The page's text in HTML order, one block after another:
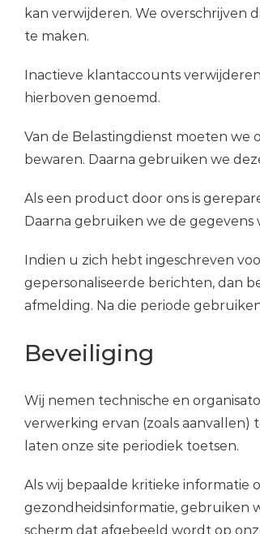
kan verwijderen. We overschrijven
te maken.
Inactieve klantaccounts
hierboven genoemd.
Van de Belastingdienst moeten we
bewaren. Daarna gebruiken we
Als een product door ons is
Daarna gebruiken we de gegevens
Indien u zich hebt ingeschreven
gepersonaliseerde berichten, dan
afmelding. Na die periode
Beveiliging
Wij nemen technische en
verwerking ervan (zoals aanvallen)
laten onze site periodiek toetsen.
Als wij bepaalde kritieke informatie
gezondheidsinformatie, gebruiken
scherm dat afgebeeld wordt op